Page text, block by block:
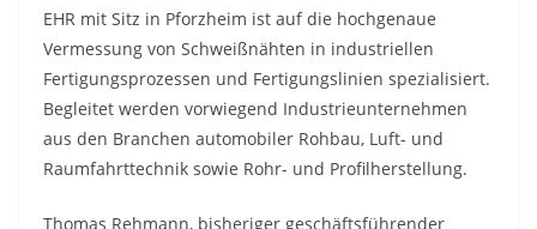
EHR mit Sitz in Pforzheim ist auf die hochgenaue
Vermessung von Schweißnähten in industriellen
Fertigungsprozessen und Fertigungslinien spezialisiert.
Begleitet werden vorwiegend Industrieunternehmen
aus den Branchen automobiler Rohbau, Luft- und
Raumfahrttechnik sowie Rohr- und Profilherstellung.
Thomas Rehmann, bisheriger geschäftsführender